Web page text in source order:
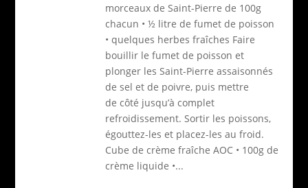
morceaux de Saint-Pierre de 100g
chacun • ½ litre de fumet de poisson
• quelques herbes fraîches Faire
bouillir le fumet de poisson et
plonger les Saint-Pierre assaisonnés
de sel et de poivre, puis mettre
de côté jusqu’à complet
refroidissement. Sortir les poissons,
égouttez-les et placez-les au froid.
Cube de crème fraîche AOC • 100g de
crème liquide •...